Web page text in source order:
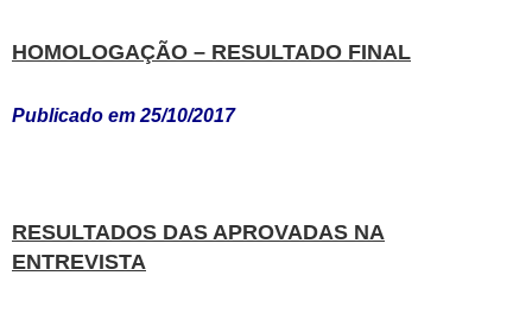
HOMOLOGAÇÃO – RESULTADO FINAL
Publicado em 25/10/2017
RESULTADOS DAS APROVADAS NA
ENTREVISTA